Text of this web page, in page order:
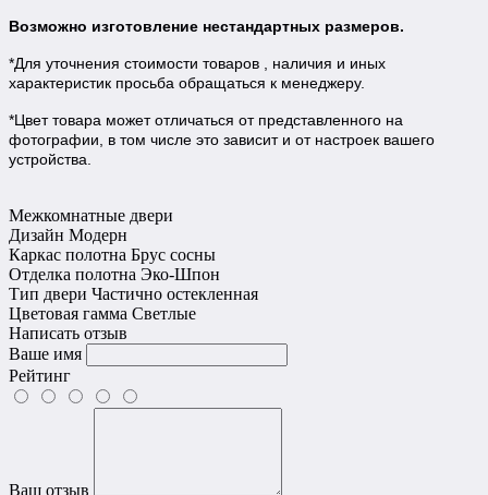
Возможно изготовление нестандартных размеров.
*Для уточнения стоимости товаров , наличия и иных
характеристик просьба обращаться к менеджеру.
*Цвет товара может отличаться от представленного на
фотографии, в том числе это зависит и от настроек вашего
устройства.
Межкомнатные двери
Дизайн Модерн
Каркас полотна Брус сосны
Отделка полотна Эко-Шпон
Тип двери Частично остекленная
Цветовая гамма Светлые
Написать отзыв
Ваше имя
Рейтинг
Ваш отзыв